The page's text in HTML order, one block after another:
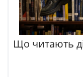
Що читають